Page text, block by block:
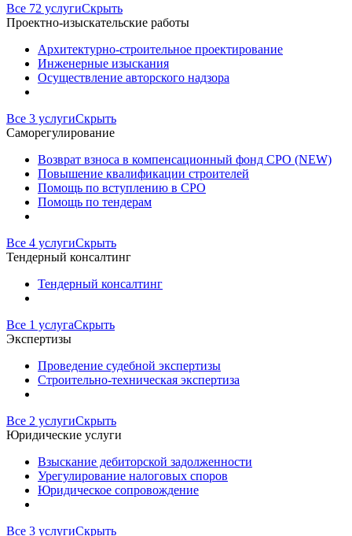
Все 72 услугиСкрыть
Проектно-изыскательские работы
Архитектурно-строительное проектирование
Инженерные изыскания
Осуществление авторского надзора
Все 3 услугиСкрыть
Саморегулирование
Возврат взноса в компенсационный фонд СРО (NEW)
Повышение квалификации строителей
Помощь по вступлению в СРО
Помощь по тендерам
Все 4 услугиСкрыть
Тендерный консалтинг
Тендерный консалтинг
Все 1 услугаСкрыть
Экспертизы
Проведение судебной экспертизы
Строительно-техническая экспертиза
Все 2 услугиСкрыть
Юридические услуги
Взыскание дебиторской задолженности
Урегулирование налоговых споров
Юридическое сопровождение
Все 3 услугиСкрыть